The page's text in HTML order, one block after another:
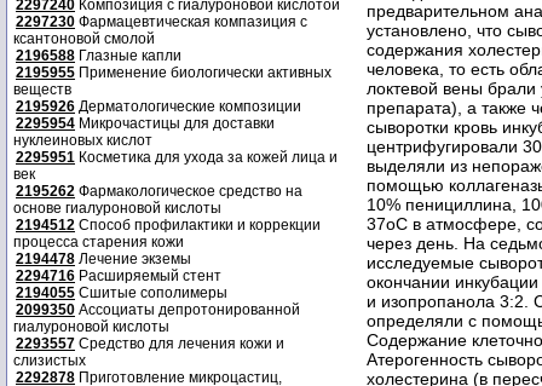
2297240 Композиция с гиалуроновой кислотой
2297230 Фармацевтическая компазиция с
ксантоновой смолой
2196588 Глазные капли
2195955 Применение биологически активных
веществ
2195926 Дерматологические композиции
2295954 Микрочастицы для доставки
нуклеиновых кислот
2295951 Косметика для ухода за кожей лица и
век
2195262 Фармакологическое средство на
основе гиалуроновой кислоты
2194512 Способ профилактики и коррекции
процесса старения кожи
2194478 Лечение экземы
2294716 Расширяемый стент
2194055 Сшитые сополимеры
2099350 Ассоциаты депротонированной
гиалуроновой кислоты
2293557 Средство для лечения кожи и
слизистых
2292878 Приготовление микроцастиц,
предварительном
установлено, что
содержания
человека, то есть
локтевой вены
препарата), а также
сыворотки кровь
центрифугировали
выделяли из
помощью
10% пенициллина,
37oC в атмосфере,
через день. На
исследуемые
окончании
и изопропанола 3:2.
определяли с
Содержание
Атерогенность
холестерина (в